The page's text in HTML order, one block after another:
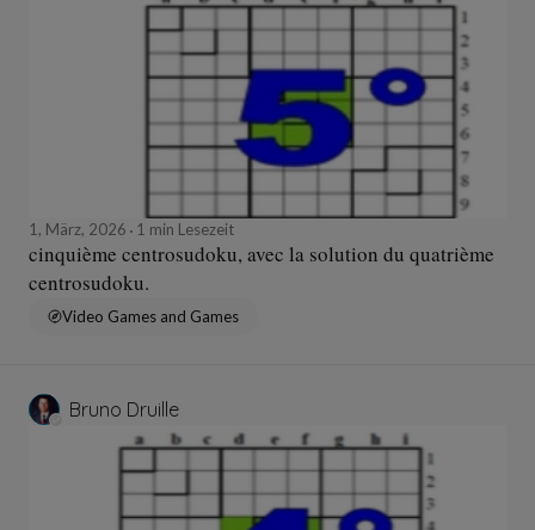
1, März, 2026 1 min Lesezeit
cinquième centrosudoku, avec la solution du quatrième
centrosudoku.
Video Games and Games
Bruno Druille